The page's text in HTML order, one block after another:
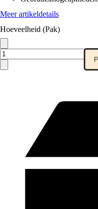
Meer artikeldetails
Hoeveelheid (Pak)